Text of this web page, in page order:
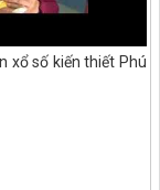
xổ số kiến thiết Phú